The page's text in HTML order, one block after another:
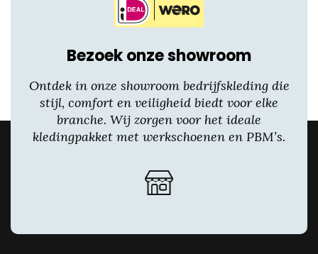
Bezoek onze showroom
Ontdek in onze showroom bedrijfskleding die
stijl, comfort en veiligheid biedt voor elke
branche. Wij zorgen voor het ideale
kledingpakket met werkschoenen en PBM’s.